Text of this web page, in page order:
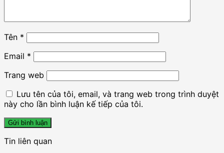
Tên *
Email *
Trang web
Lưu tên của tôi, email, và trang web trong trình duyệt
này cho lần bình luận kế tiếp của tôi.
Tin liên quan